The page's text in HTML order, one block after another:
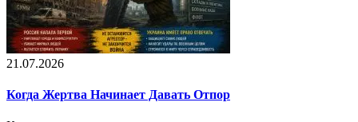
21.07.2026
Когда Жертва Начинает Давать Отпор